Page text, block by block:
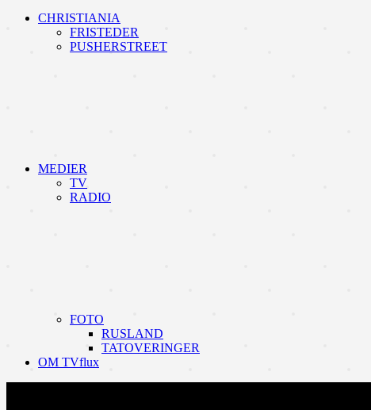
CHRISTIANIA
FRISTEDER
PUSHERSTREET
MEDIER
TV
RADIO
FOTO
RUSLAND
TATOVERINGER
OM TVflux